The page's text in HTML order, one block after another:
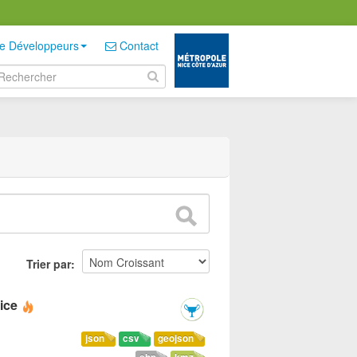
Développeurs Contact
Trier par
geojson
csv
json